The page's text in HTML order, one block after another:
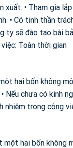
• Tham gia
Có tinh thần
ty sẽ đào tạo bài
Toàn thời gian
hai bốn không
Nếu chưa có kinh
nhiệm trong công
một hai bốn